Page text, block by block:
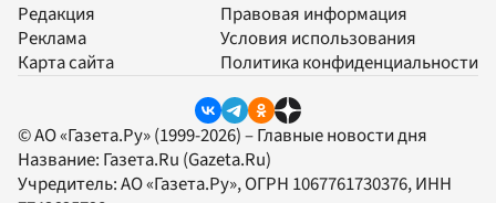
Редакция
Реклама
Карта сайта
Правовая информация
Условия использования
Политика конфиденциальности
© АО «Газета.Ру» (1999-2026) – Главные новости дня
Название: Газета.Ru (Gazeta.Ru)
Учредитель:АО «Газета.Ру», ОГРН 1067761730376, ИНН